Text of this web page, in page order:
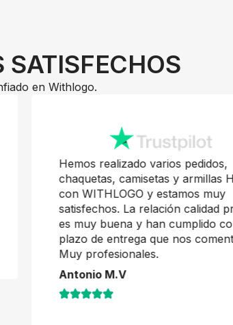
SATISFECHOS
en Withlogo.
Hemos realizado varios pedidos,
chaquetas, camisetas y armillas
con WITHLOGO y estamos muy
satisfechos. La relación calidad
es muy buena y han cumplido
plazo de entrega que nos
Muy profesionales.
Antonio M.V